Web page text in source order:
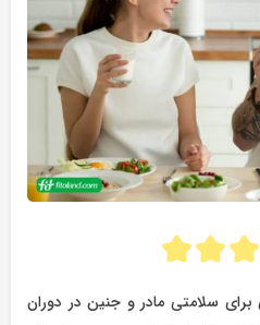
برای سلامتی مادر و جنین در دوران